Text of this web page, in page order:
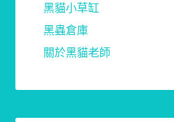
黑貓小草缸
黑蟲倉庫
關於黑貓老師